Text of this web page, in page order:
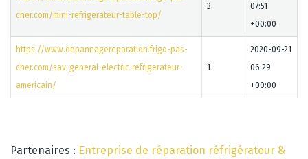
cher.com/mini-refrigerateur-table-top/
3
07:51
+00:00
https://www.depannagereparation.frigo-pas-
cher.com/sav-general-electric-refrigerateur-
americain/
1
2020-09-21
06:29
+00:00
Partenaires : Entreprise de réparation réfrigérateur &